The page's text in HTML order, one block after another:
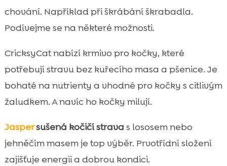
chování. Například při škrábání škrabadla.
Podívejme se na některé možnosti.
CricksyCat nabízí krmivo pro kočky, které
potřebují stravu bez kuřecího masa a pšenice. Je
bohaté na nutrienty a vhodné pro kočky s citlivým
žaludkem. A navíc ho kočky milují.
Jaspersušená kočičí strava s lososem nebo
jehněčím masem je top výběr. Prvotřídní složení
zajišťuje energii a dobrou kondici.